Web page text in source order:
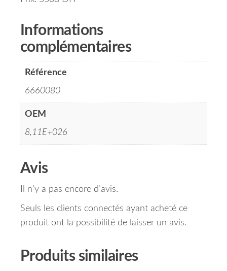
Informations
complémentaires
Référence
6660080
OEM
8,11E+026
Avis
Il n’y a pas encore d’avis.
Seuls les clients connectés ayant acheté ce
produit ont la possibilité de laisser un avis.
Produits similaires